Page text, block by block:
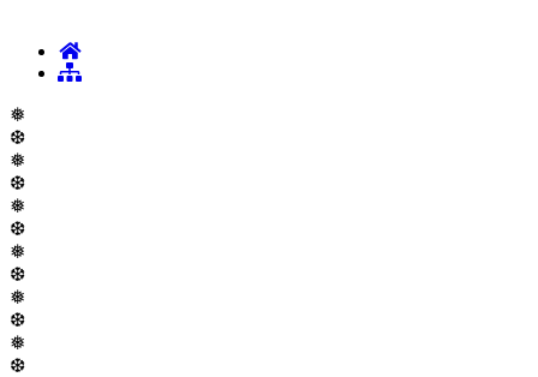
❅
❆
❅
❆
❅
❆
❅
❆
❅
❆
❅
❆